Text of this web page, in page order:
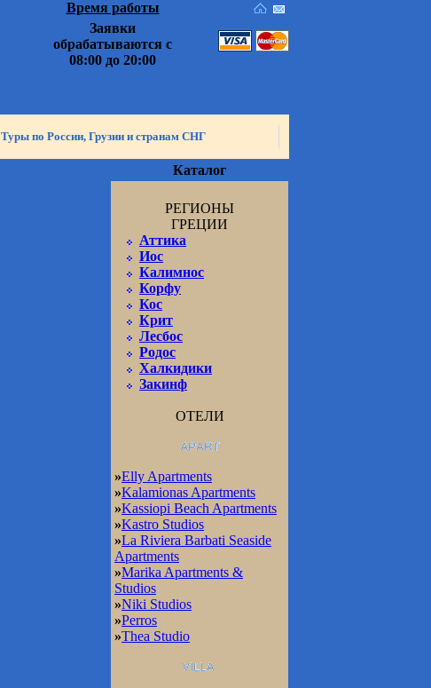
Время работы
Заявки
обрабатываются с
08:00 до 20:00
Туры по России, Грузии и странам СНГ
Каталог
РЕГИОНЫ
ГРЕЦИИ
Аттика
Иос
Калимнос
Корфу
Кос
Крит
Лесбос
Родос
Халкидики
Закинф
ОТЕЛИ
»Elly Apartments
»Kalamionas Apartments
»Kassiopi Beach Apartments
»Kastro Studios
»La Riviera Barbati Seaside
Apartments
»Marika Apartments &
Studios
»Niki Studios
»Perros
»Thea Studio